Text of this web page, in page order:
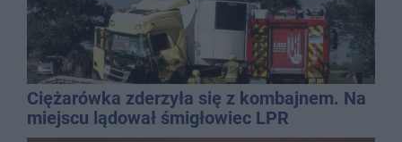
Ciężarówka zderzyła się z kombajnem. Na
miejscu lądował śmigłowiec LPR